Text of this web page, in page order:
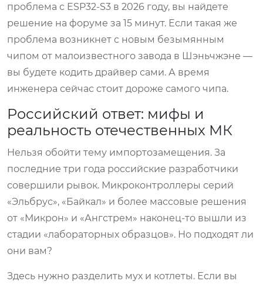
проблема с ESP32-S3 в 2026 году, вы найдете
решение на форуме за 15 минут. Если такая же
проблема возникнет с новым безымянным
чипом от малоизвестного завода в Шэньчжэне —
вы будете кодить драйвер сами. А время
инженера сейчас стоит дороже самого чипа.
Российский ответ: мифы и
реальность отечественных МК
Нельзя обойти тему импортозамещения. За
последние три года российские разработчики
совершили рывок. Микроконтроллеры серий
«Эльбрус», «Байкал» и более массовые решения
от «Микрон» и «Ангстрем» наконец-то вышли из
стадии «лабораторных образцов». Но подходят ли
они вам?
Здесь нужно разделить мух и котлеты. Если вы